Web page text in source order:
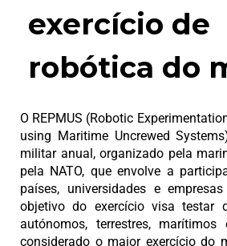
exercício de
robótica do
O REPMUS (Robotic
using Maritime Uncrewed
militar anual, organizado pela
pela NATO, que envolve a
países, universidades e
objetivo do exercício visa testar
autónomos, terrestres, marítimos
considerado o maior exercício do